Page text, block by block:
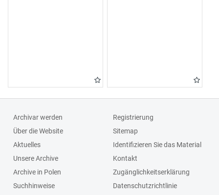
Archivar werden
Über die Website
Aktuelles
Unsere Archive
Archive in Polen
Suchhinweise
Registrierung
Sitemap
Identifizieren Sie das Material
Kontakt
Zugänglichkeitserklärung
Datenschutzrichtlinie